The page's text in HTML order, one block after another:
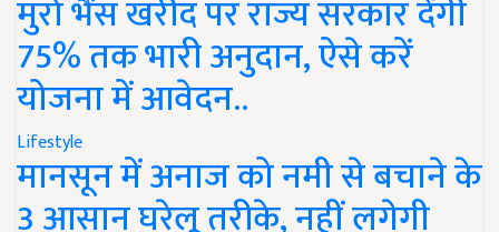
मुर्रा भैंस खरीद पर राज्य सरकार देंगी
75% तक भारी अनुदान, ऐसे करें
योजना में आवेदन..
Lifestyle
मानसून में अनाज को नमी से बचाने के
3 आसान घरेलू तरीके, नहीं लगेगी